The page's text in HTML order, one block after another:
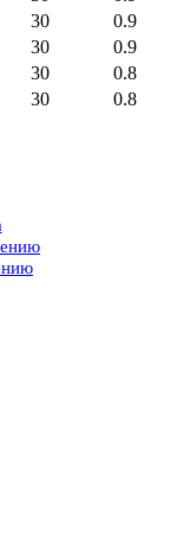
30
0.9
30
0.9
30
0.8
30 0.8